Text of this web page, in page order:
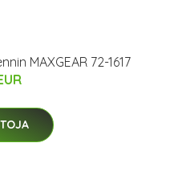
MAXGEAR 72-1617